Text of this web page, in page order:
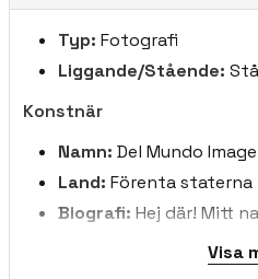
Typ: Fotografi
Liggande/Stående:
Konstnär
Namn: Del Mundo
Land: Förenta staterna
Biografi: Hej där! Mitt
Imagery. Jag tillbringar
Visa